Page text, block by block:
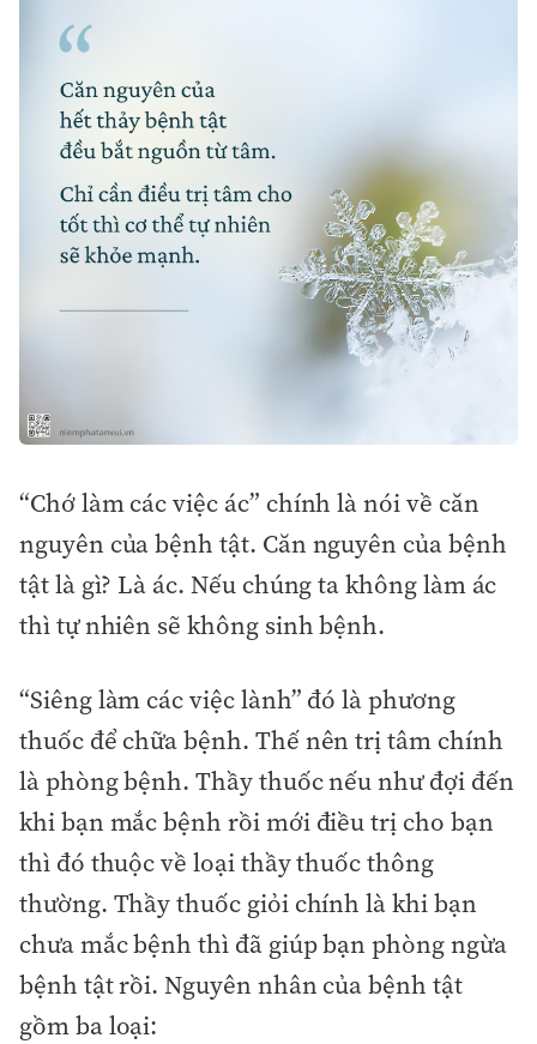
“Chớ làm các việc ác” chính là nói về căn
nguyên của bệnh tật. Căn nguyên của bệnh
tật là gì? Là ác. Nếu chúng ta không làm ác
thì tự nhiên sẽ không sinh bệnh.
“Siêng làm các việc lành” đó là phương
thuốc để chữa bệnh. Thế nên trị tâm chính
là phòng bệnh. Thầy thuốc nếu như đợi đến
khi bạn mắc bệnh rồi mới điều trị cho bạn
thì đó thuộc về loại thầy thuốc thông
thường. Thầy thuốc giỏi chính là khi bạn
chưa mắc bệnh thì đã giúp bạn phòng ngừa
bệnh tật rồi. Nguyên nhân của bệnh tật
gồm ba loại: